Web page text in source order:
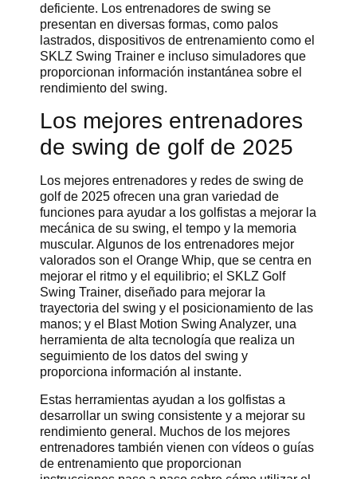
deficiente. Los entrenadores de swing se
presentan en diversas formas, como palos
lastrados, dispositivos de entrenamiento como el
SKLZ Swing Trainer e incluso simuladores que
proporcionan información instantánea sobre el
rendimiento del swing.
Los mejores entrenadores
de swing de golf de 2025
Los mejores entrenadores y redes de swing de
golf de 2025 ofrecen una gran variedad de
funciones para ayudar a los golfistas a mejorar la
mecánica de su swing, el tempo y la memoria
muscular. Algunos de los entrenadores mejor
valorados son el Orange Whip, que se centra en
mejorar el ritmo y el equilibrio; el SKLZ Golf
Swing Trainer, diseñado para mejorar la
trayectoria del swing y el posicionamiento de las
manos; y el Blast Motion Swing Analyzer, una
herramienta de alta tecnología que realiza un
seguimiento de los datos del swing y
proporciona información al instante.
Estas herramientas ayudan a los golfistas a
desarrollar un swing consistente y a mejorar su
rendimiento general. Muchos de los mejores
entrenadores también vienen con vídeos o guías
de entrenamiento que proporcionan